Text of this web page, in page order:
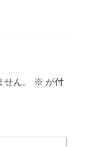
ん。 ※ が付